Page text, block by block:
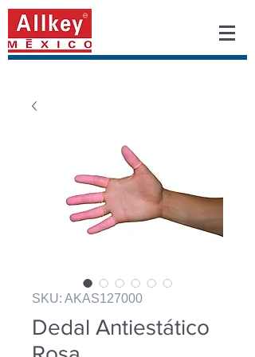
SKU: AKAS127000
Dedal Antiestático